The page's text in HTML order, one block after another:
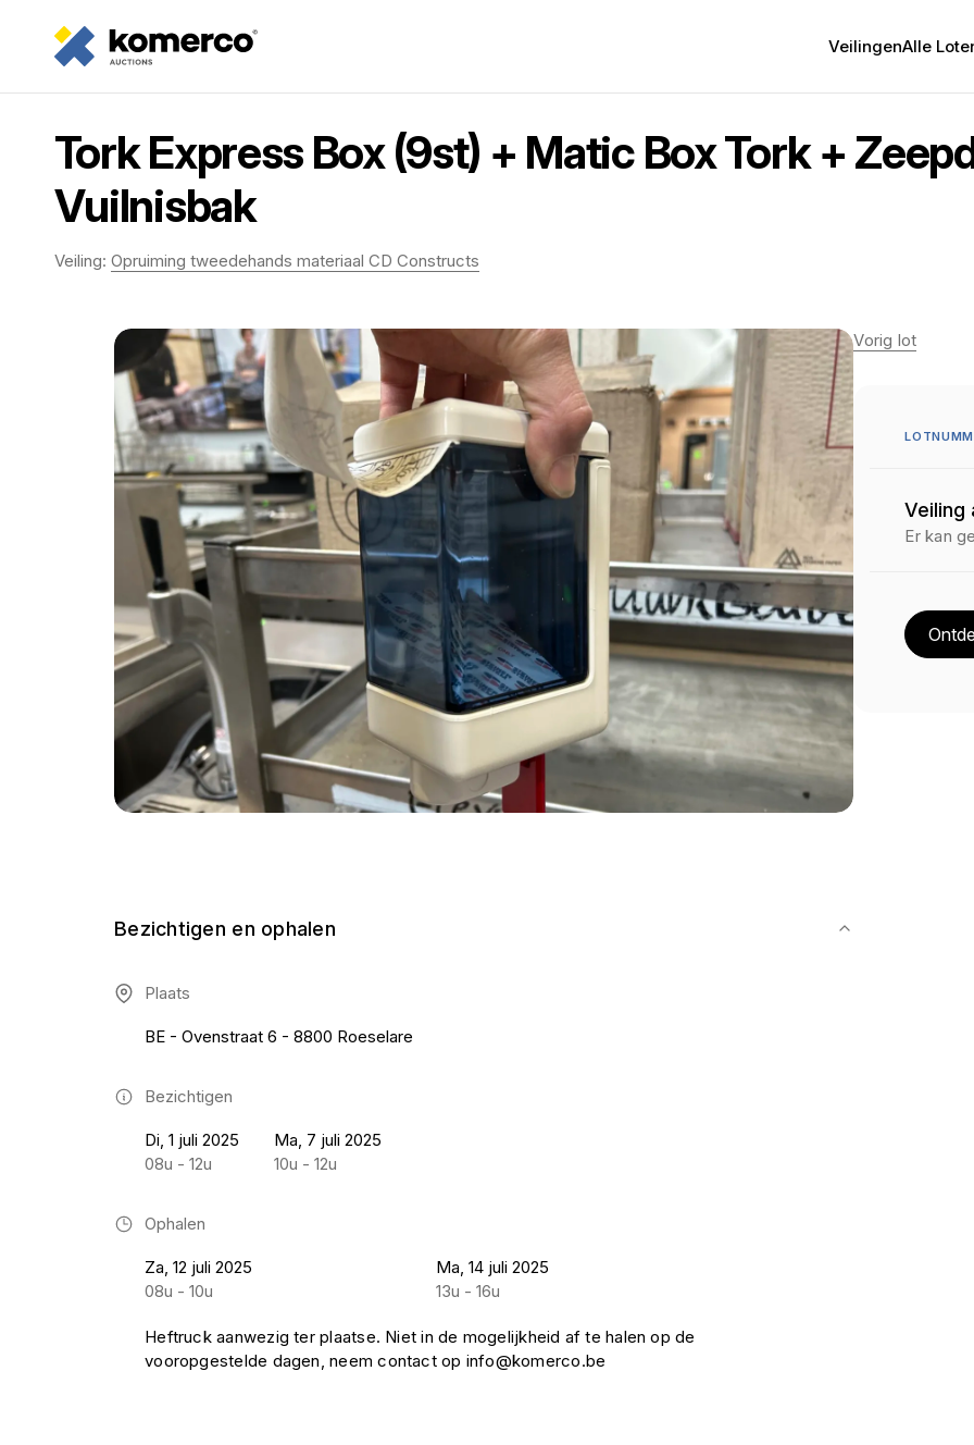
VeilingenAlle
Tork Express Box (9st) + Matic Box Tork +
Vuilnisbak
Veiling: Opruiming tweedehands materiaal CD Constructs
Bezichtigen en ophalen
Plaats
BE - Ovenstraat 6 - 8800 Roeselare
Bezichtigen
Di, 1 juli 2025
08u - 12u
Ma, 7 juli 2025
10u - 12u
Ophalen
Za, 12 juli 2025
08u - 10u
Ma, 14 juli 2025
13u - 16u
Heftruck aanwezig ter plaatse. Niet in de mogelijkheid af te halen op de
vooropgestelde dagen, neem contact op info@komerco.be
Vorig lot
Veiling
Er kan